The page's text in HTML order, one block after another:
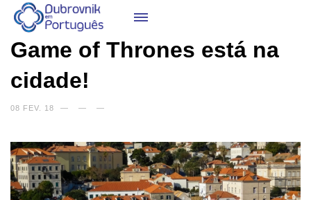
Game of Thrones está na
cidade!
08 FEV. 18 — — —